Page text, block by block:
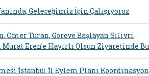
Geleceğimiz İçin Çalışıyoruz
Ömer Turan, Göreve Başlayan Silivri
Eren’e Hayırlı Olsun Ziyaretinde
İstanbul İl Eylem Planı Koordinasyon